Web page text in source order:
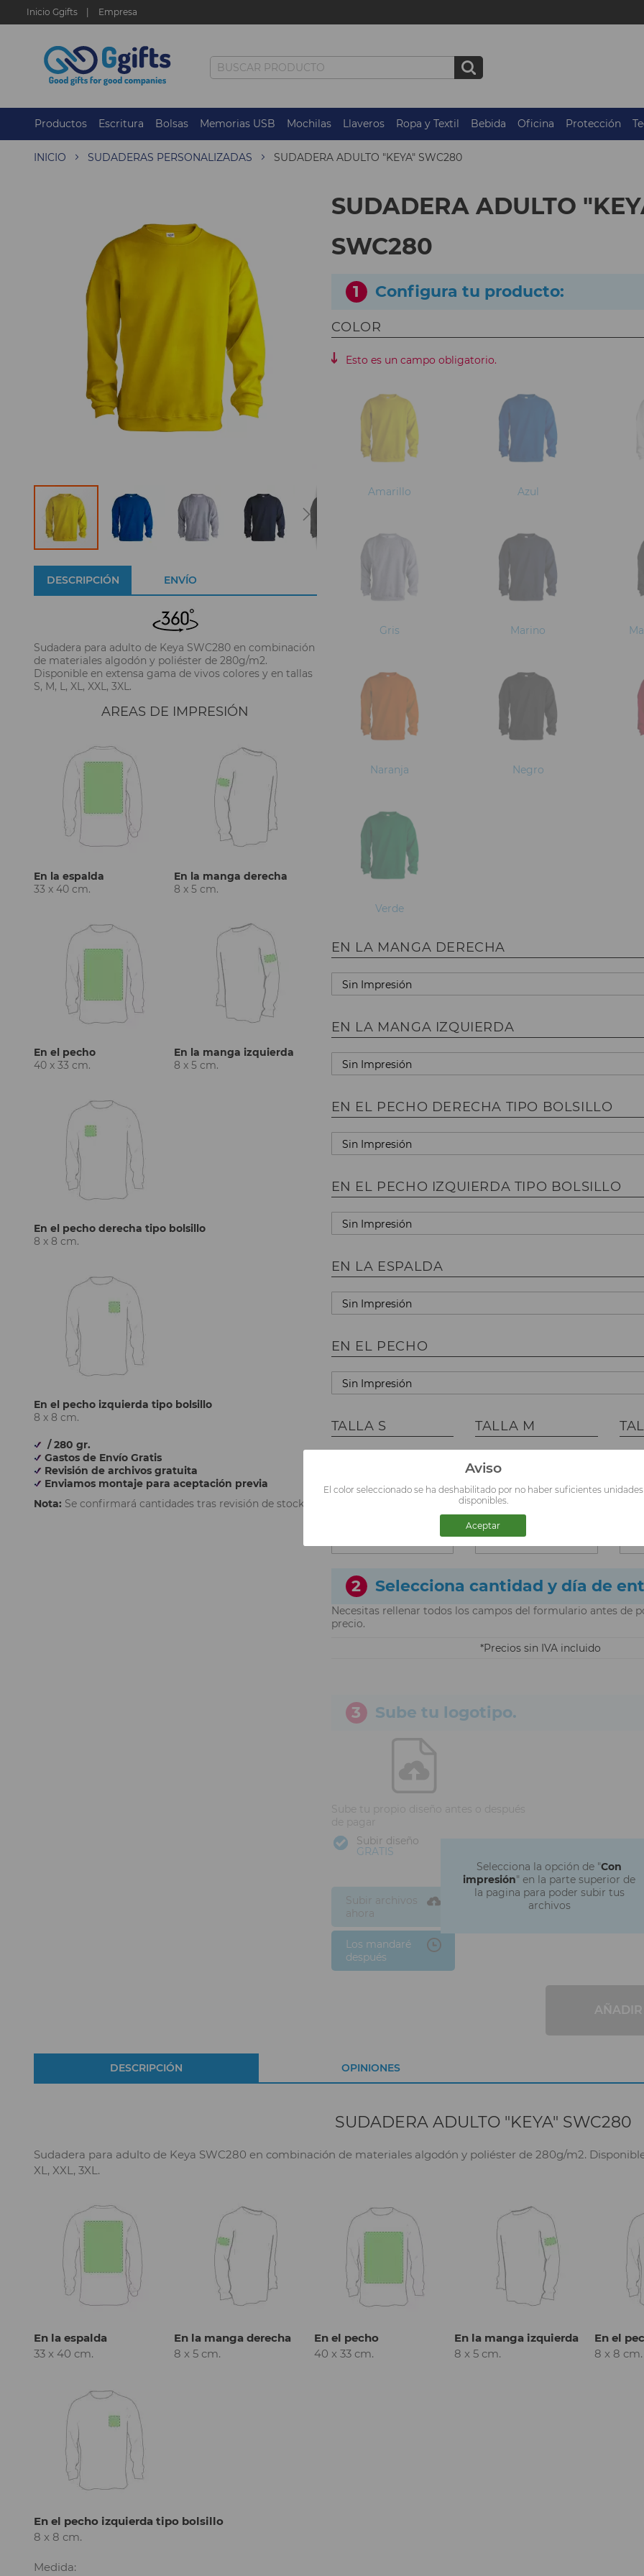
Inicio Ggifts Empresa
Productos Escritura Bolsas Memorias USB Mochilas Llaveros Ropa y Textil Bebida Oficina Protección
INICIO SUDADERAS PERSONALIZADAS SUDADERA ADULTO "KEYA" SWC280
DESCRIPCIÓN
Sudadera para adulto de Keya SWC280 en combinación
de materiales algodón y poliéster de 280g/m2.
Disponible en extensa gama de vivos colores y en tallas
S, M, L, XL, XXL, 3XL.
AREAS DE IMPRESIÓN
En la espalda
33 x 40 cm.
En la manga derecha
8 x 5 cm.
En el pecho
40 x 33 cm.
En la manga izquierda
8 x 5 cm.
En el pecho derecha tipo bolsillo
8 x 8 cm.
En el pecho izquierda tipo bolsillo
8 x 8 cm.
/ 280 gr.
Gastos de Envío Gratis
Revisión de archivos gratuita
Enviamos montaje para aceptación previa
Nota: Se confirmará cantidades tras revisión de stock
ENVÍO
SUDADERA ADULTO
SWC280
1 Configura tu producto:
COLOR
Esto es un campo obligatorio.
Amarillo Azul
Gris Marino
Naranja Negro
Verde
EN LA MANGA DERECHA
EN LA MANGA IZQUIERDA
EN EL PECHO DERECHA TIPO BOLSILLO
EN EL PECHO IZQUIERDA TIPO BOLSILLO
EN LA ESPALDA
EN EL PECHO
TALLA S TALLA M
TALLA XXL
2 Selecciona cantidad y día de
Necesitas rellenar todos los campos del formulario antes de
precio.
Precios sin IVA incluido
Selecciona la opción de "Con
impresión" en la parte superior de
la pagina para poder subir tus
archivos
3 Sube tu logotipo.
Sube tu propio diseño antes o después
de pagar
Subir diseño
GRATIS
Subir archivos
ahora
Los mandaré
después
DESCRIPCIÓN
SUDADERA ADULTO "KEYA" SWC280
Sudadera para adulto de Keya SWC280 en combinación de materiales algodón y poliéster de 280g/m2.
XL, XXL, 3XL.
En la espalda
33 x 40 cm.
En la manga derecha
8 x 5 cm.
En el pecho
40 x 33 cm.
En la manga izquierda
8 x 5 cm.
En el
8 x 8 cm.
En el pecho izquierda tipo bolsillo
8 x 8 cm.
Medida:
OPINIONES
Aviso
El color seleccionado se ha deshabilitado por no haber suficientes unidades
disponibles.
Aceptar